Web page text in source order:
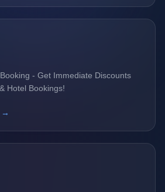
- Get Immediate Discounts
Hotel Bookings!
→